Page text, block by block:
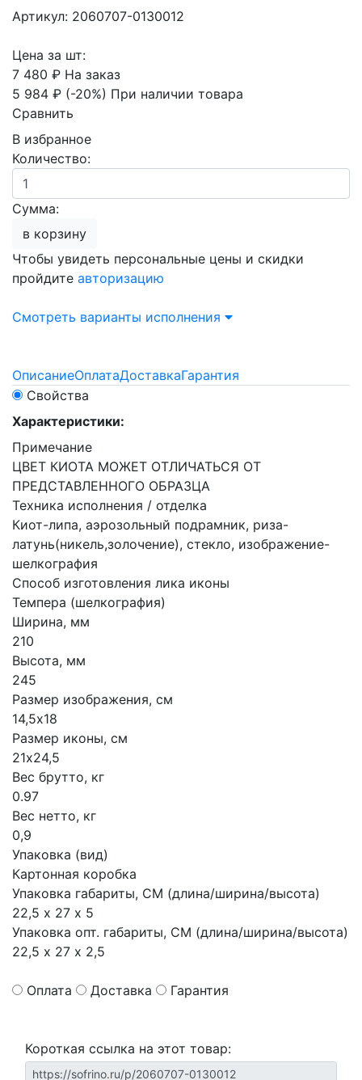
Артикул: 2060707-0130012
Цена за шт:
7 480 ₽ На заказ
5 984 ₽ (-20%) При наличии товара
Сравнить
В избранное
Количество:
Сумма:
в корзину
Чтобы увидеть персональные цены и скидки
пройдите авторизацию
Смотреть варианты исполнения
ОписаниеОплатаДоставкаГарантия
Свойства
Характеристики:
Примечание
ЦВЕТ КИОТА МОЖЕТ ОТЛИЧАТЬСЯ ОТ
ПРЕДСТАВЛЕННОГО ОБРАЗЦА
Техника исполнения / отделка
Киот-липа, аэрозольный подрамник, риза-
латунь(никель,золочение), стекло, изображение-
шелкография
Способ изготовления лика иконы
Темпера (шелкография)
Ширина, мм
210
Высота, мм
245
Размер изображения, см
14,5х18
Размер иконы, см
21х24,5
Вес брутто, кг
0.97
Вес нетто, кг
0,9
Упаковка (вид)
Картонная коробка
Упаковка габариты, СМ (длина/ширина/высота)
22,5 х 27 х 5
Упаковка опт. габариты, СМ (длина/ширина/высота)
22,5 х 27 х 2,5
Оплата Доставка Гарантия
Короткая ссылка на этот товар: